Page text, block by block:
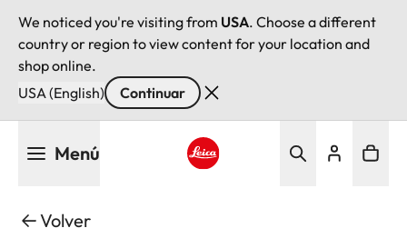
We noticed you're visiting from USA. Choose a different
country or region to view content for your location and
shop online.
USA (English)
Continuar
Menú
Volver